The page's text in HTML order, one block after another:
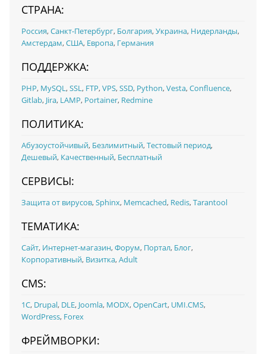
СТРАНА:
Россия,Санкт-Петербург, Болгария,Украина, Нидерланды,
Амстердам,США, Европа, Германия
ПОДДЕРЖКА:
PHP, MySQL,SSL, FTP,VPS,SSD, Python,Vesta,Confluence,
Gitlab, Jira, LAMP, Portainer, Redmine
ПОЛИТИКА:
Абузоустойчивый, Безлимитный,Тестовый период,
Дешевый, Качественный, Бесплатный
СЕРВИСЫ:
Защита от вирусов,Sphinx, Memcached, Redis,Tarantool
ТЕМАТИКА:
Сайт, Интернет-магазин,Форум, Портал, Блог,
Корпоративный, Визитка,Adult
CMS:
1С, Drupal, DLE, Joomla, MODX,OpenCart, UMI.CMS,
WordPress, Forex
ФРЕЙМВОРКИ: